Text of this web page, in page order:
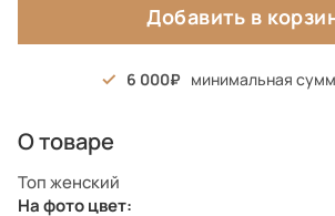
Добавить в
6 000 минимальная
О товаре
Топ женский
На фото цвет: